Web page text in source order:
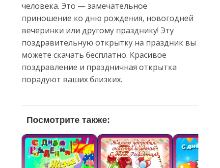
человека. Это — замечательное
приношение ко дню рождения, новогодней
вечеринки или другому празднику! Эту
поздравительную открытку на праздник вы
можете скачать бесплатно. Красивое
поздравление и праздничная открытка
порадуют ваших близких.
Посмотрите также: